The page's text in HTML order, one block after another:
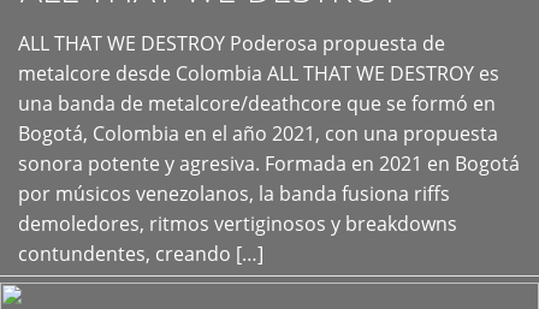
ALL THAT WE DESTROY Poderosa propuesta de
metalcore desde Colombia ALL THAT WE DESTROY es
una banda de metalcore/deathcore que se formó en
Bogotá, Colombia en el año 2021, con una propuesta
sonora potente y agresiva. Formada en 2021 en Bogotá
por músicos venezolanos, la banda fusiona riffs
demoledores, ritmos vertiginosos y breakdowns
contundentes, creando […]
+